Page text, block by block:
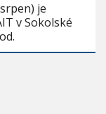
je
v Sokolské